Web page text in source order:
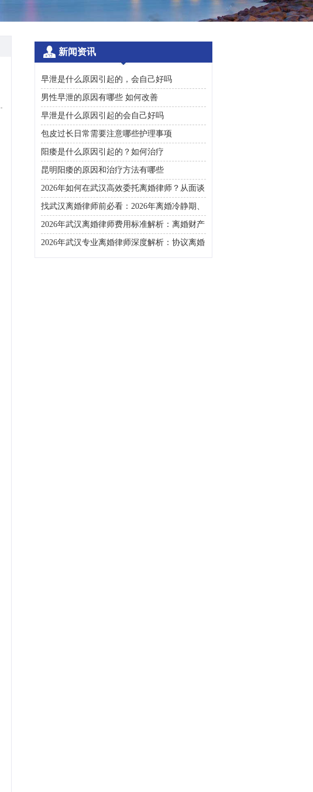
新闻资讯
早泄是什么原因引起的，会自己好吗
男性早泄的原因有哪些 如何改善
早泄是什么原因引起的会自己好吗
包皮过长日常需要注意哪些护理事项
阳痿是什么原因引起的？如何治疗
昆明阳痿的原因和治疗方法有哪些
2026年如何在武汉高效委托离婚律师？从面谈
咨询到判决执行的完整避雷手册
找武汉离婚律师前必看：2026年离婚冷静期、
彩礼返还及房产分割高频问题汇总
2026年武汉离婚律师费用标准解析：离婚财产
分割、债务处理及子女抚养指南
2026年武汉专业离婚律师深度解析：协议离婚